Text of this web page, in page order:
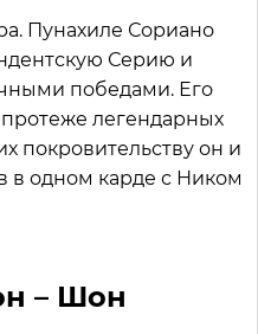
Пунахиле Сориано
Серию и
победами. Его
легендарных
покровительству он и
в одном карде с Ником
– Шон